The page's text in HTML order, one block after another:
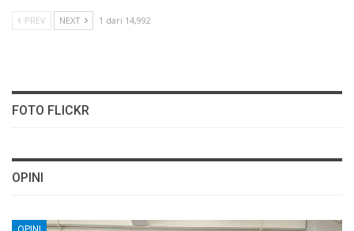
PREV NEXT 1 dari 14,992
FOTO FLICKR
OPINI